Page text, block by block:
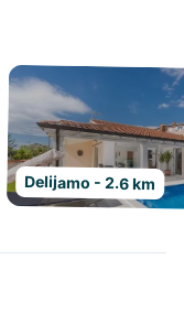
Delijamo - 2.6 km